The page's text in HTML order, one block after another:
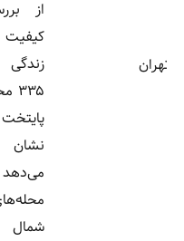
از بررسی
کیفیت
زندگی در
۳۳۵ محله
پایتخت
نشان
می‌دهد
محله‌های
شمال و